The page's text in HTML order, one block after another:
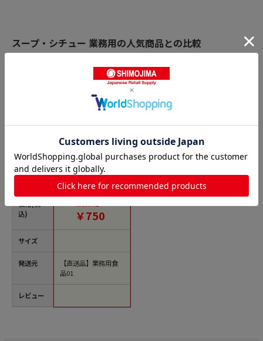
スープ・シチュー 業務用の人気商品との比較
商品名
込)
サイズ
発送元
レビュー
味の素 クノール ポ
タージュ 500g 常温 1
個※軽（ご注文単位1
個）※注文上限数12
￥750
【直送品】業務用食
品01